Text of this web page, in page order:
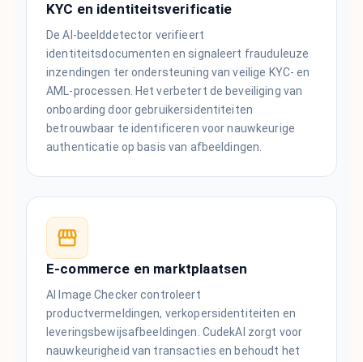
KYC en identiteitsverificatie
De AI-beelddetector verifieert
identiteitsdocumenten en signaleert frauduleuze
inzendingen ter ondersteuning van veilige KYC- en
AML-processen. Het verbetert de beveiliging van
onboarding door gebruikersidentiteiten
betrouwbaar te identificeren voor nauwkeurige
authenticatie op basis van afbeeldingen.
E-commerce en marktplaatsen
AI Image Checker controleert
productvermeldingen, verkopersidentiteiten en
leveringsbewijsafbeeldingen. CudekAI zorgt voor
nauwkeurigheid van transacties en behoudt het